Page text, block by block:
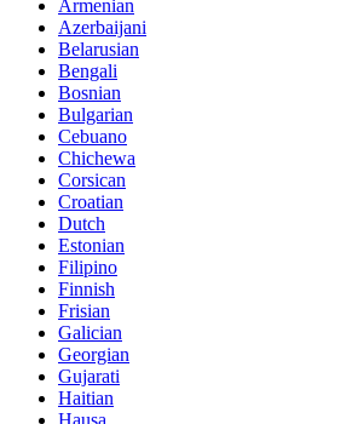
Armenian
Azerbaijani
Belarusian
Bengali
Bosnian
Bulgarian
Cebuano
Chichewa
Corsican
Croatian
Dutch
Estonian
Filipino
Finnish
Frisian
Galician
Georgian
Gujarati
Haitian
Hausa